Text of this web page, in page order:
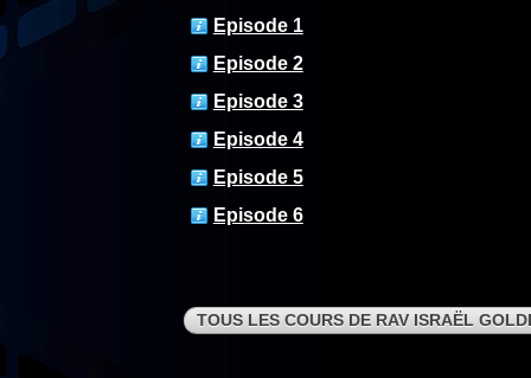
Episode 1
Episode 2
Episode 3
Episode 4
Episode 5
Episode 6
TOUS LES COURS DE RAV ISRAËL